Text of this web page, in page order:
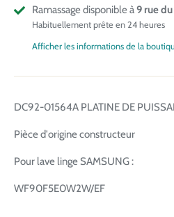
Ramassage disponible à9 rue
Habituellement prête en 24 heures
Afficher les informations de la
DC92-01564A PLATINE DE
Pièce d'origine constructeur
Pour lave linge SAMSUNG :
WF90F5E0W2W/EF